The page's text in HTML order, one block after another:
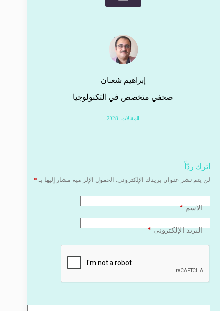
إبراهيم شعبان
صحفي متخصص في التكنولوجيا
المقالات: 2028
اترك ردّاً
لن يتم نشر عنوان بريدك الإلكتروني. الحقول الإلزامية مشار إليها بـ *
الاسم*
البريد الإلكتروني*